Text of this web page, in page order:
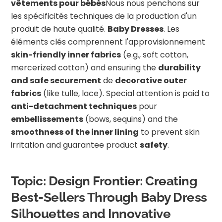
vêtements pour bébésNous nous penchons sur
les spécificités techniques de la production d'un
produit de haute qualité. Baby Dresses. Les
éléments clés comprennent l'approvisionnement
skin-friendly inner fabrics (e.g., soft cotton,
mercerized cotton) and ensuring the durability
and safe securement de decorative outer
fabrics (like tulle, lace). Special attention is paid to
anti-detachment techniques pour
embellissements (bows, sequins) and the
smoothness of the inner lining to prevent skin
irritation and guarantee product safety.
Topic: Design Frontier: Creating
Best-Sellers Through Baby Dress
Silhouettes and Innovative